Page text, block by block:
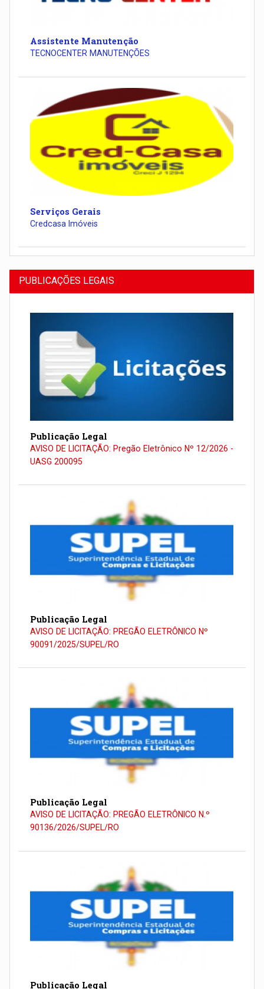
Assistente Manutenção
TECNOCENTER MANUTENÇÕES
Serviços Gerais
Credcasa Imóveis
PUBLICAÇÕES LEGAIS
Publicação Legal
AVISO DE LICITAÇÃO: Pregão Eletrônico Nº 12/2026 -
UASG 200095
Publicação Legal
AVISO DE LICITAÇÃO: PREGÃO ELETRÔNICO Nº
90091/2025/SUPEL/RO
Publicação Legal
AVISO DE LICITAÇÃO: PREGÃO ELETRÔNICO N.º
90136/2026/SUPEL/RO
Publicação Legal